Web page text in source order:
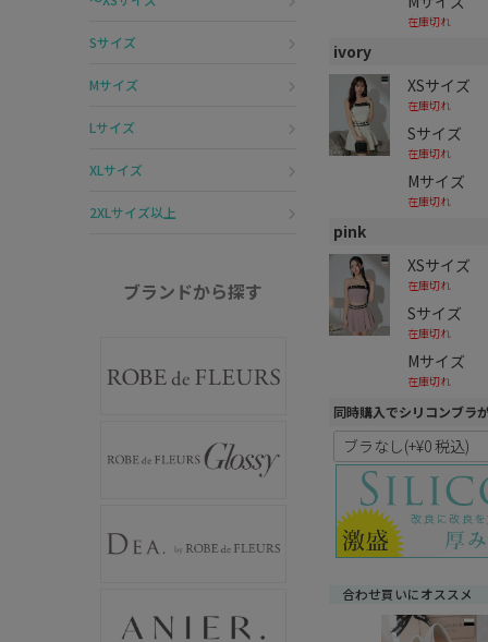
Sサイズ
Mサイズ
Lサイズ
XLサイズ
2XLサイズ以上
ブランドから探す
在庫切れ
ivory
XSサイズ
在庫切れ
Sサイズ
在庫切れ
Mサイズ
在庫切れ
pink
XSサイズ
在庫切れ
Sサイズ
在庫切れ
Mサイズ
在庫切れ
同時購入でシリコンブラ
合わせ買いにオススメ